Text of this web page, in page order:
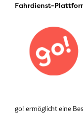
Fahrdienst-
go! ermöglicht eine